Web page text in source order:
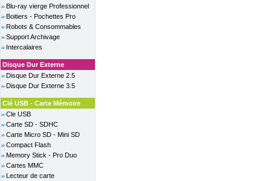
Blu-ray vierge Professionnel
Boitiers - Pochettes Pro
Robots & Consommables
Support Archivage
Intercalaires
Disque Dur Externe
Disque Dur Externe 2.5
Disque Dur Externe 3.5
Clé USB - Carte Mémoire
Cle USB
Carte SD - SDHC
Carte Micro SD - Mini SD
Compact Flash
Memory Stick - Pro Duo
Cartes MMC
Lecteur de carte